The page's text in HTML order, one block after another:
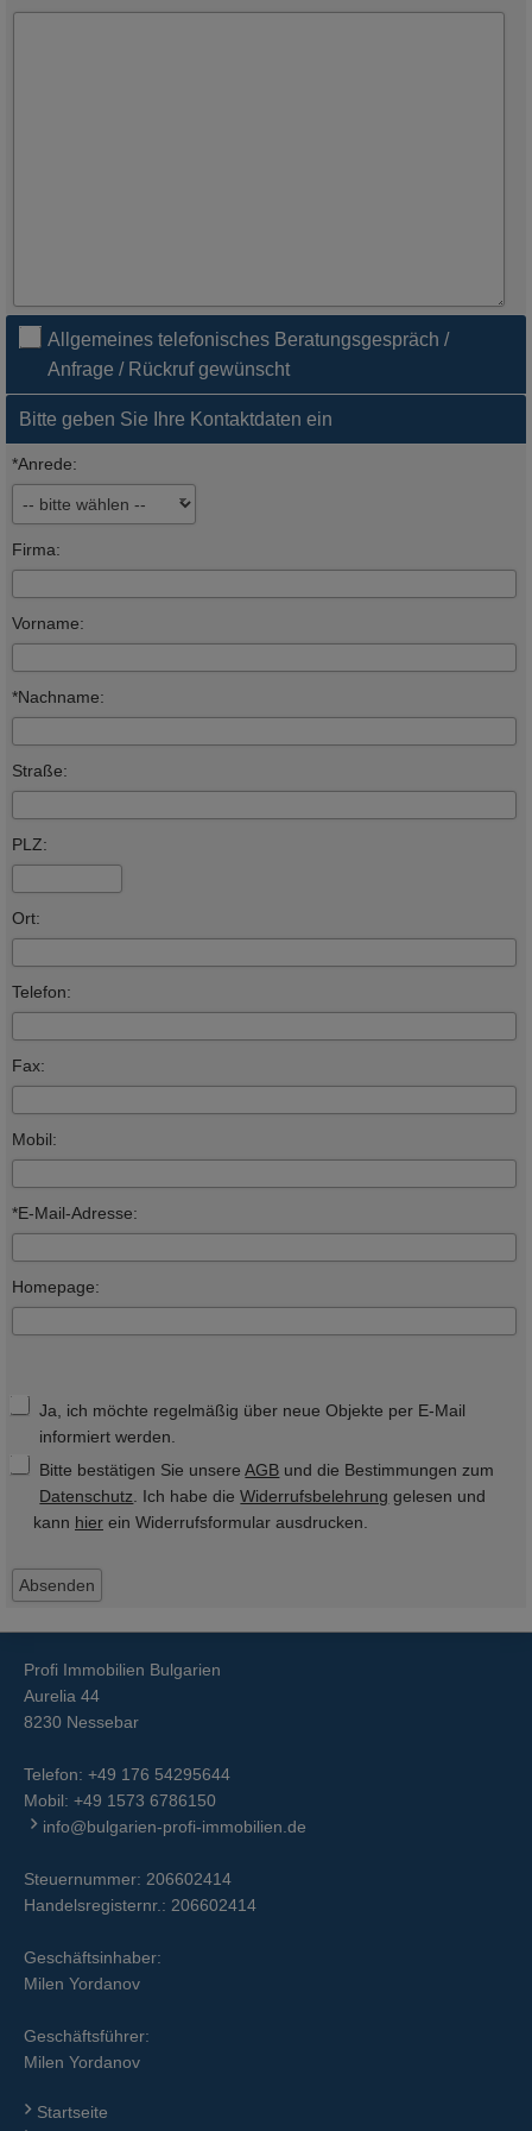
Allgemeines telefonisches Beratungsgespräch /
Anfrage / Rückruf gewünscht
Bitte geben Sie Ihre Kontaktdaten ein
*Anrede:
Firma:
Vorname:
*Nachname:
Straße:
PLZ:
Ort:
Telefon:
Fax:
Mobil:
*E-Mail-Adresse:
Homepage:
Ja, ich möchte regelmäßig über neue Objekte per E-Mail
informiert werden.
Bitte bestätigen Sie unsereAGB und die Bestimmungen zum
Datenschutz . Ich habe dieWiderrufsbelehrung gelesen und
kann hier ein Widerrufsformular ausdrucken.
Profi Immobilien Bulgarien
Aurelia 44
8230 Nessebar
Telefon: +49 176 54295644
Mobil: +49 1573 6786150
info@bulgarien-profi-immobilien.de
Steuernummer: 206602414
Handelsregisternr.: 206602414
Geschäftsinhaber:
Milen Yordanov
Geschäftsführer:
Milen Yordanov
Startseite